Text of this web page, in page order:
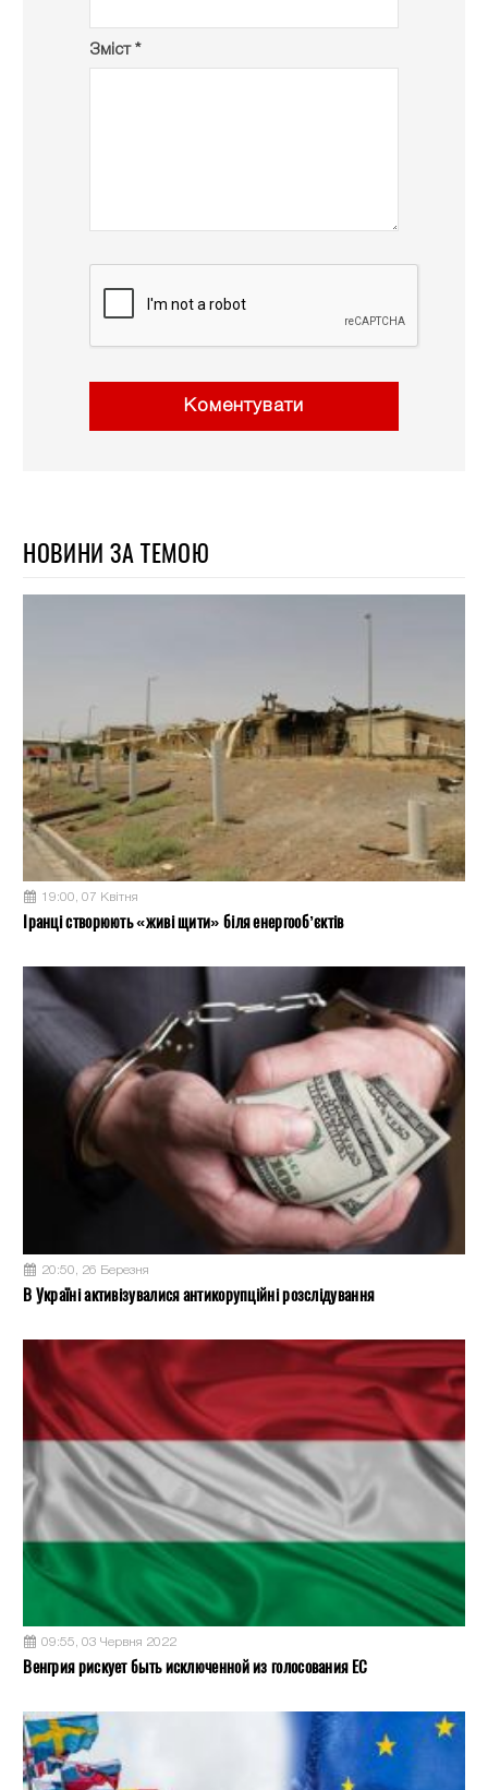
Зміст *
Коментувати
НОВИНИ ЗА ТЕМОЮ
19:00, 07 Квітня
Іранці створюють «живі щити» біля енергооб’єктів
20:50, 26 Березня
В Україні активізувалися антикорупційні розслідування
09:55, 03 Червня 2022
Венгрия рискует быть исключенной из голосования ЕС